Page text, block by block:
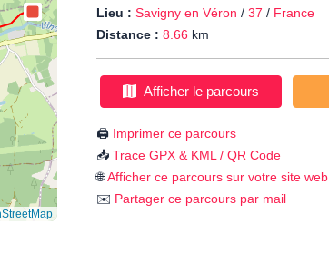
Lieu : Savigny en Véron / 37 / France
Distance : 8.66 km
Afficher le parcours
🖨️ Imprimer ce parcours
📥 Trace GPX & KML / QR Code
🌐Afficher ce parcours sur votre site web
✉️ Partager ce parcours par mail